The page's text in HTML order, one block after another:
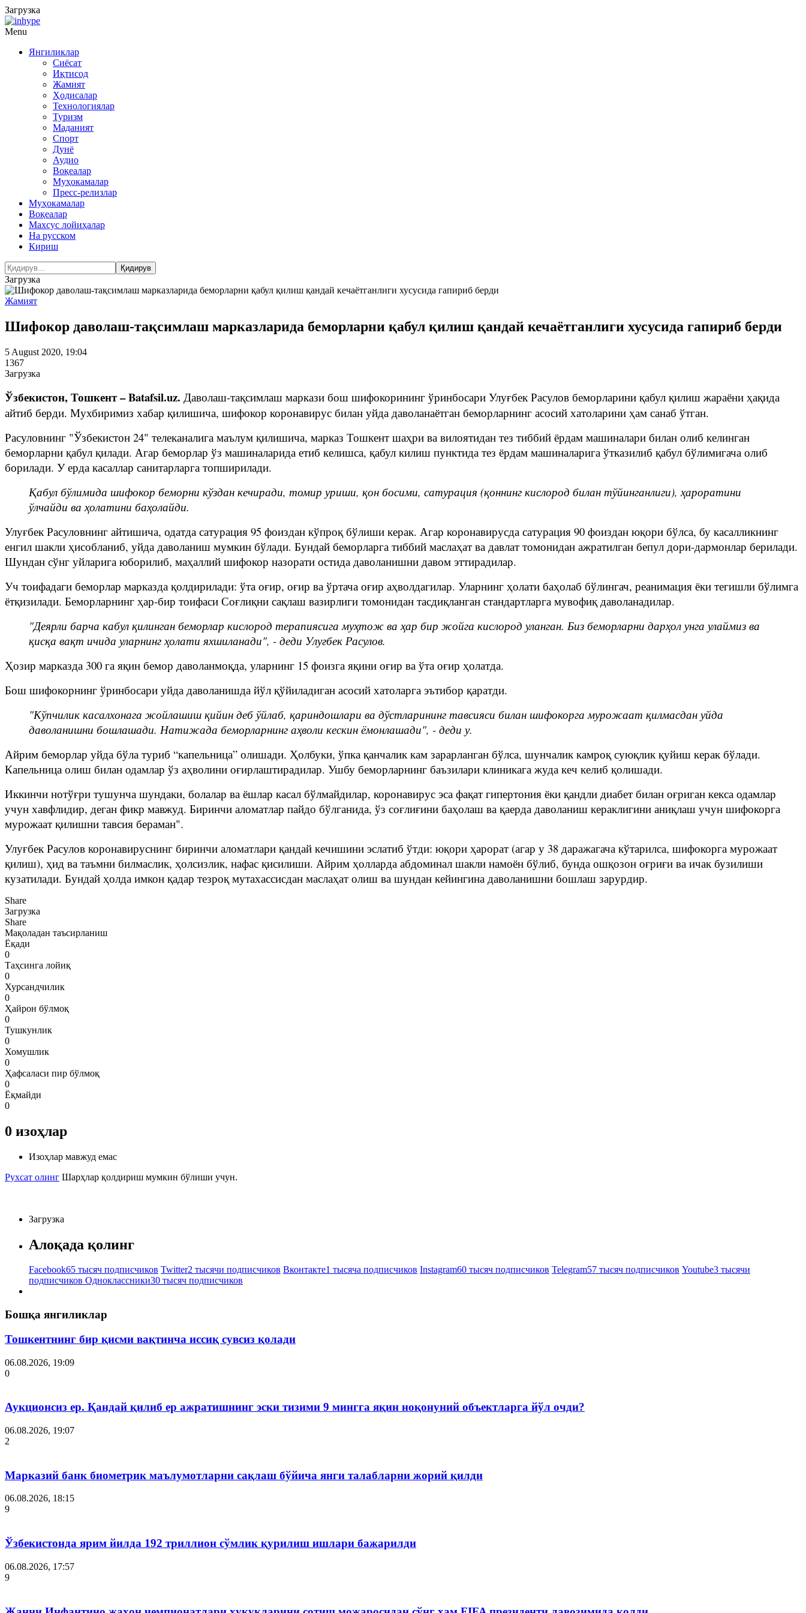
Загрузка
Menu
Янгиликлар
Сиёсат
Иқтисод
Жамият
Ҳодисалар
Технологиялар
Туризм
Маданият
Спорт
Дунё
Аудио
Воқеалар
Муҳокамалар
Пресс-релизлар
Муҳокамалар
Воқеалар
Махсус лойиҳалар
На русском
Кириш
Загрузка
Жамият
Шифокор даволаш-тақсимлаш марказларида беморларни қабул қилиш қандай кечаётганлиги хусусида гапириб берди
5 August 2020, 19:04
1367
Загрузка
Ўзбекистон, Тошкент – Batafsil.uz. Даволаш-тақсимлаш маркази бош шифокорининг ўринбосари Улуғбек Расулов беморларини қабул қилиш жараёни ҳақида
айтиб берди. Мухбиримиз хабар қилишича, шифокор коронавирус билан уйда даволанаётган беморларнинг асосий хатоларини ҳам санаб ўтган.
Расуловнинг "Ўзбекистон 24" телеканалига маълум қилишича, марказ Тошкент шаҳри ва вилоятидан тез тиббий ёрдам машиналари билан олиб келинган
беморларни қабул қилади. Агар беморлар ўз машиналарида етиб келишса, қабул килиш пунктида тез ёрдам машиналарига ўтказилиб қабул бўлимигача олиб
борилади. У ерда касаллар санитарларга топширилади.
Қабул бўлимида шифокор беморни кўздан кечиради, томир уриши, қон босими, сатурация (қоннинг кислород билан тўйинганлиги), ҳароратини
ўлчайди ва ҳолатини баҳолайди.
Улуғбек Расуловнинг айтишича, одатда сатурация 95 фоиздан кўпроқ бўлиши керак. Агар коронавирусда сатурация 90 фоиздан юқори бўлса, бу касалликнинг
енгил шакли ҳисобланиб, уйда даволаниш мумкин бўлади. Бундай беморларга тиббий маслаҳат ва давлат томонидан ажратилган бепул дори-дармонлар берилади.
Шундан сўнг уйларига юборилиб, маҳаллий шифокор назорати остида даволанишни давом эттирадилар.
Уч тоифадаги беморлар марказда қолдирилади: ўта оғир, оғир ва ўртача оғир аҳволдагилар. Уларнинг ҳолати баҳолаб бўлингач, реанимация ёки тегишли бўлимга
ётқизилади. Беморларнинг ҳар-бир тоифаси Соғлиқни сақлаш вазирлиги томонидан тасдиқланган стандартларга мувофиқ даволанадилар.
"Деярли барча кабул қилинган беморлар кислород терапиясига муҳтож ва ҳар бир жойга кислород уланган. Биз беморларни дарҳол унга улаймиз ва
қисқа вақт ичида уларнинг ҳолати яхшиланади", - деди Улуғбек Расулов.
Ҳозир марказда 300 га яқин бемор даволанмоқда, уларнинг 15 фоизга яқини оғир ва ўта оғир ҳолатда.
Бош шифокорнинг ўринбосари уйда даволанишда йўл қўйиладиган асосий хатоларга эътибор қаратди.
"Кўпчилик касалхонага жойлашиш қийин деб ўйлаб, қариндошлари ва дўстларининг тавсияси билан шифокорга мурожаат қилмасдан уйда
даволанишни бошлашади. Натижада беморларнинг аҳволи кескин ёмонлашади", - деди у.
Айрим беморлар уйда бўла туриб “капельница” олишади. Ҳолбуки, ўпка қанчалик кам зарарланган бўлса, шунчалик камроқ суюқлик қуйиш керак бўлади.
Капельница олиш билан одамлар ўз аҳволини оғирлаштирадилар. Ушбу беморларнинг баъзилари клиникага жуда кеч келиб қолишади.
Иккинчи нотўғри тушунча шундаки, болалар ва ёшлар касал бўлмайдилар, коронавирус эса фақат гипертония ёки қандли диабет билан оғриган кекса одамлар
учун хавфлидир, деган фикр мавжуд. Биринчи аломатлар пайдо бўлганида, ўз соғлиғини баҳолаш ва қаерда даволаниш кераклигини аниқлаш учун шифокорга
мурожаат қилишни тавсия бераман".
Улуғбек Расулов коронавируснинг биринчи аломатлари қандай кечишини эслатиб ўтди: юқори ҳарорат (агар у 38 даражагача кўтарилса, шифокорга мурожаат
қилиш), ҳид ва таъмни билмаслик, ҳолсизлик, нафас қисилиши. Айрим ҳолларда абдоминал шакли намоён бўлиб, бунда ошқозон оғриғи ва ичак бузилиши
кузатилади. Бундай ҳолда имкон қадар тезроқ мутахассисдан маслаҳат олиш ва шундан кейингина даволанишни бошлаш зарурдир.
Share
Загрузка
Share
Мақоладан таъсирланиш
Ёқади
0
Таҳсинга лойиқ
0
Хурсандчилик
0
Ҳайрон бўлмоқ
0
Тушкунлик
0
Хомушлик
0
Ҳафсаласи пир бўлмоқ
0
Ёқмайди
0
0 изоҳлар
Изоҳлар мавжуд емас
Рухсат олинг Шарҳлар қолдириш мумкин бўлиши учун.
Загрузка
Алоқада қолинг
Facebook65 тысяч подписчиков Twitter2 тысячи подписчиков Вконтакте1 тысяча подписчиков Instagram60 тысяч подписчиков Telegram57 тысяч подписчиков Youtube3 тысячи
подписчиков Одноклассники30 тысяч подписчиков
Бошқа янгиликлар
Тошкентнинг бир қисми вақтинча иссиқ сувсиз қолади
06.08.2026, 19:09
0
Аукционсиз ер. Қандай қилиб ер ажратишнинг эски тизими 9 мингга яқин ноқонуний объектларга йўл очди?
06.08.2026, 19:07
2
Марказий банк биометрик маълумотларни сақлаш бўйича янги талабларни жорий қилди
06.08.2026, 18:15
9
Ўзбекистонда ярим йилда 192 триллион сўмлик қурилиш ишлари бажарилди
06.08.2026, 17:57
9